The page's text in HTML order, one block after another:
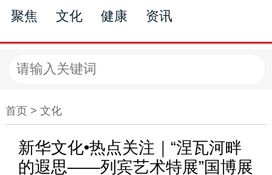
聚焦 文化 健康 资讯
首页 > 文化
新华文化•热点关注｜“涅瓦河畔
的遐思——列宾艺术特展”国博展